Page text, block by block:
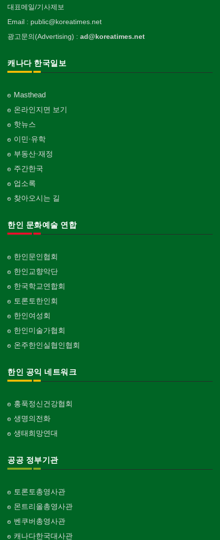
대표메일/기사제보
Email : public@koreatimes.net
광고문의(Advertising) : ad@koreatimes.net
캐나다 한국일보
Masthead
온라인지면 보기
핫뉴스
이민·유학
부동산·재정
주간한국
업소록
찾아오시는 길
한인 문화예술 연합
한인문인협회
한인교향악단
한국학교연합회
토론토한인회
한인여성회
한인미술가협회
온주한인실협인협회
한인 공익 네트워크
홍푹정신건강협회
생명의전화
생태희망연대
공공 정부기관
토론토총영사관
몬트리올총영사관
벤쿠버총영사관
캐나다한국대사관